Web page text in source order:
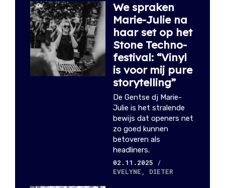
We spraken
Marie-Julie na
haar set op het
Stone Techno-
festival: “Vinyl
is voor mij pure
storytelling”
De Gentse dj Marie-
Julie is het stralende
bewijs dat openers net
zo goed kunnen
betoveren als
headliners.
02.11.2025
/
EVELYNE, DIETER